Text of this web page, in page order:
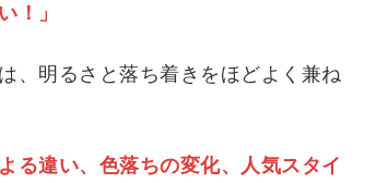
！」
は、明るさと落ち着きをほどよく兼ね
る違い、色落ちの変化、人気スタイ